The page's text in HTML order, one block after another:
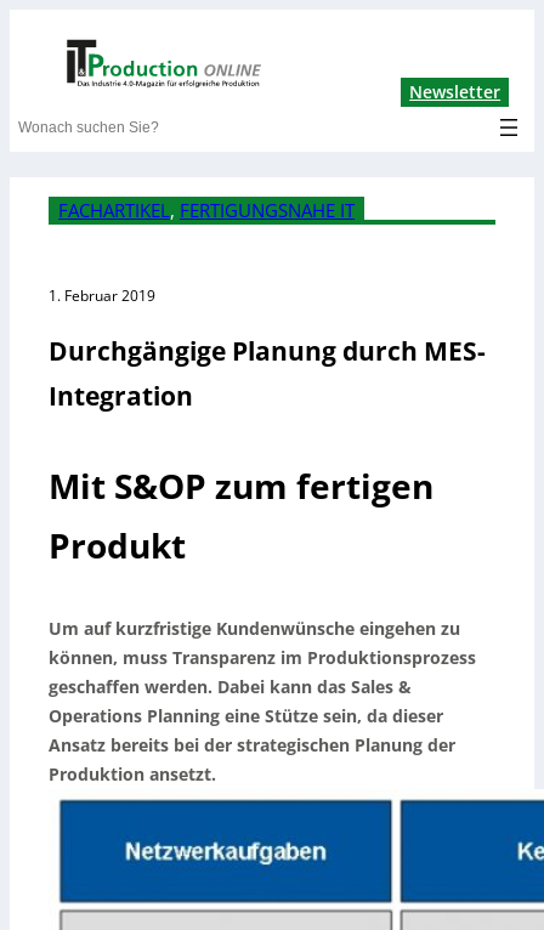
Newsletter
Search
FACHARTIKEL , FERTIGUNGSNAHE IT
1. Februar 2019
Durchgängige Planung durch MES-
Integration
Mit S&OP zum fertigen
Produkt
Um auf kurzfristige Kundenwünsche eingehen zu
können, muss Transparenz im Produktionsprozess
geschaffen werden. Dabei kann das Sales &
Operations Planning eine Stütze sein, da dieser
Ansatz bereits bei der strategischen Planung der
Produktion ansetzt.